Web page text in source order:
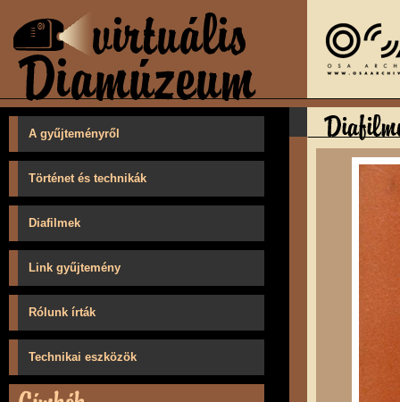
A gyűjteményről
Történet és technikák
Diafilmek
Link gyűjtemény
Rólunk írták
Technikai eszközök